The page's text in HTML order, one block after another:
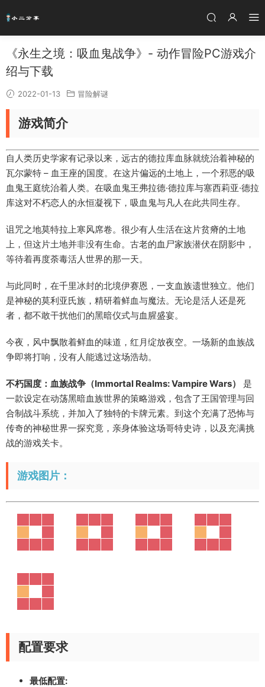
《永生之境：吸血鬼战争》- 动作冒险PC游戏介
绍与下载
2022-01-13 冒险解谜
游戏简介
自人类历史学家有记录以来，远古的德拉库血脉就统治着神秘的
瓦尔蒙特 – 血王座的国度。在这片偏远的土地上，一个邪恶的吸
血鬼王庭统治着人类。在吸血鬼王弗拉德·德拉库与塞西莉亚·德拉
库这对不朽恋人的永恒凝视下，吸血鬼与凡人在此共同生存。
诅咒之地莫特拉上寒风席卷。很少有人生活在这片贫瘠的土地
上，但这片土地并非没有生命。古老的血尸家族潜伏在阴影中，
等待着再度荼毒活人世界的那一天。
与此同时，在千里冰封的北境伊赛恩，一支血族遗世独立。他们
是神秘的莫利亚氏族，精研着鲜血与魔法。无论是活人还是死
者，都不敢干扰他们的黑暗仪式与血腥盛宴。
今夜，风中飘散着鲜血的味道，红月绽放夜空。一场新的血族战
争即将打响，没有人能逃过这场浩劫。
不朽国度：血族战争（Immortal Realms: Vampire Wars）
是
一款设定在动荡黑暗血族世界的策略游戏，包含了王国管理与回
合制战斗系统，并加入了独特的卡牌元素。到这个充满了恐怖与
传奇的神秘世界一探究竟，亲身体验这场哥特史诗，以及充满挑
战的游戏关卡。
游戏图片：
配置要求
最低配置: